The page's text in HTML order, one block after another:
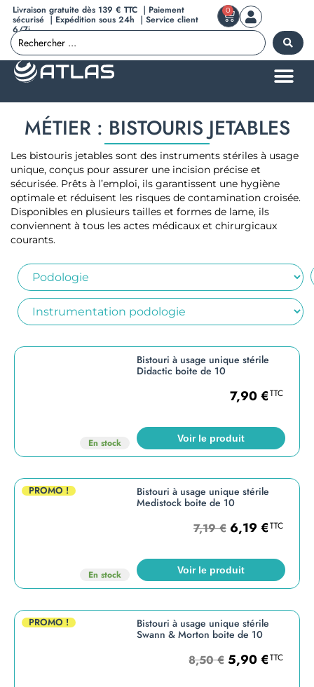
Livraison gratuite dès 139 € TTC ｜Paiement
sécurisé ｜Expédition sous 24h ｜Service client
6/7j
0
MÉTIER : BISTOURIS JETABLES
Les bistouris jetables sont des instruments stériles à usage
unique, conçus pour assurer une incision précise et
sécurisée. Prêts à l’emploi, ils garantissent une hygiène
optimale et réduisent les risques de contamination croisée.
Disponibles en plusieurs tailles et formes de lame, ils
conviennent à tous les actes médicaux et chirurgicaux
courants.
En stock
Bistouri à usage unique stérile
Didactic boite de 10
7,90€TTC
Voir le produit
PROMO !
En stock
Bistouri à usage unique stérile
Medistock boite de 10
7,19€ 6,19€TTC
Voir le produit
PROMO !
Bistouri à usage unique stérile
Swann & Morton boite de 10
8,50€ 5,90€TTC